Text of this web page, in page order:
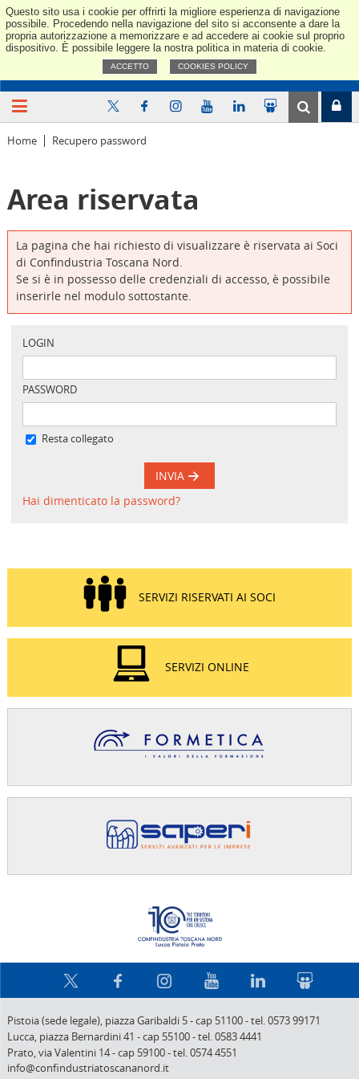
Questo sito usa i cookie per offrirti la migliore esperienza di navigazione
possibile. Procedendo nella navigazione del sito si acconsente a dare la
propria autorizzazione a memorizzare e ad accedere ai cookie sul proprio
dispositivo. È possibile leggere la nostra politica in materia di cookie.
ACCETTO COOKIES POLICY
Home Recupero password
Area riservata
La pagina che hai richiesto di visualizzare è riservata ai Soci
di Confindustria Toscana Nord.
Se si è in possesso delle credenziali di accesso, è possibile
inserirle nel modulo sottostante.
LOGIN
PASSWORD
Resta collegato
INVIA
Hai dimenticato la password?
SERVIZI RISERVATI AI SOCI
SERVIZI ONLINE
Pistoia (sede legale), piazza Garibaldi 5-cap 51100-tel. 0573 99171
Lucca, piazza Bernardini 41 -cap 55100-tel. 0583 4441
Prato,via Valentini 14-cap 59100-tel. 0574 4551
info@confindustriatoscananord.it